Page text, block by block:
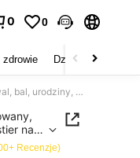
0 0
zdrowie Dzieci
Damski gorset nadbiustowy sznurowany, kwiatowy żakard, z falbaną i fiszbinami, top bustier na festiwal, bal, urodziny, powrót do szkoły, Halloween i koncert country
na
i
Recenzje)